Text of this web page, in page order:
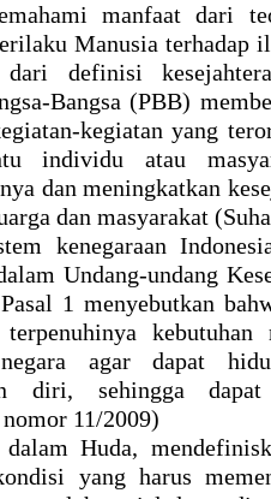
manfaat dari
Manusia terhadap
definisi
Bangsa (PBB)
kegiatan yang
individu atau
dan meningkatkan
dan masyarakat
kenegaraan
Undang-undang
1 menyebutkan
agar dapat
diri, sehingga
11/2009)
Huda,
yang harus